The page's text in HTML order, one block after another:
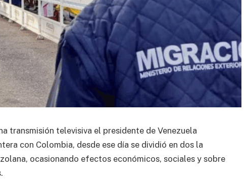
transmisión televisiva el presidente de Venezuela
con Colombia, desde ese día se dividió en dos la
ocasionando efectos económicos, sociales y sobre